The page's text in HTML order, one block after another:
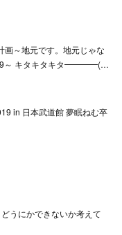
～地元です。地元じゃな
～ キタキタキタ━━━━(…
in 日本武道館 夢眠ねむ卒
うにかできないか考えて